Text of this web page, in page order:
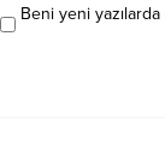
Beni yeni